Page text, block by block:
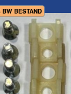
BW BESTAND